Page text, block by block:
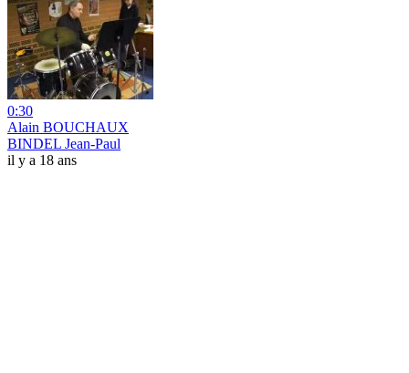
0:30
Alain BOUCHAUX
BINDEL Jean-Paul
il y a 18 ans